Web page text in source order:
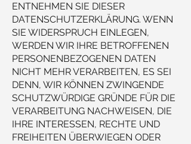
ENTNEHMEN SIE DIESER
DATENSCHUTZERKLÄRUNG. WENN
SIE WIDERSPRUCH EINLEGEN,
WERDEN WIR IHRE BETROFFENEN
PERSONENBEZOGENEN DATEN
NICHT MEHR VERARBEITEN, ES SEI
DENN, WIR KÖNNEN ZWINGENDE
SCHUTZWÜRDIGE GRÜNDE FÜR DIE
VERARBEITUNG NACHWEISEN, DIE
IHRE INTERESSEN, RECHTE UND
FREIHEITEN ÜBERWIEGEN ODER